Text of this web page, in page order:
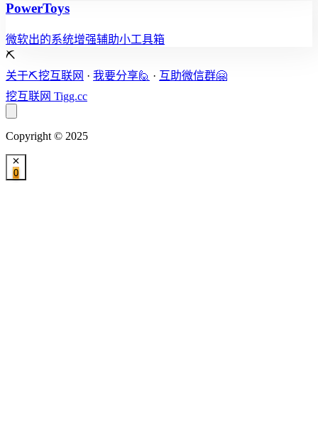
PowerToys
微软出的系统增强辅助小工具箱
⛏️
关于⛏️挖互联网 · 我要分享🙋 · 互助微信群🤗
挖互联网 Tigg.cc
Copyright © 2025
0